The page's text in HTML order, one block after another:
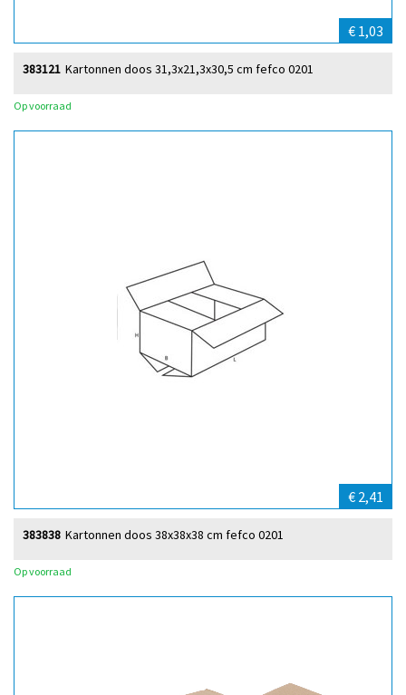
€ 1,03
Kartonnen doos 31,3x21,3x30,5 cm fefco 0201
383121
Op voorraad
€ 2,41
Kartonnen doos 38x38x38 cm fefco 0201
383838
Op voorraad